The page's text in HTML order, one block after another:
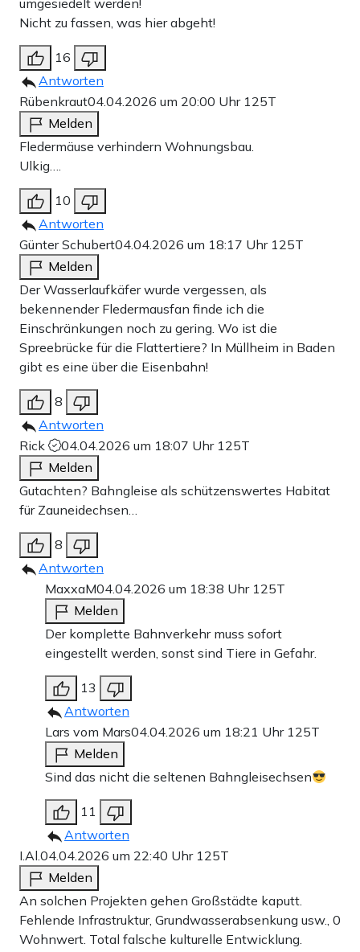
umgesiedelt werden!
Nicht zu fassen, was hier abgeht!
16
Antworten
Rübenkraut04.04.2026 um 20:00 Uhr 125T
Melden
Fledermäuse verhindern Wohnungsbau.
Ulkig….
10
Antworten
Günter Schubert04.04.2026 um 18:17 Uhr 125T
Melden
Der Wasserlaufkäfer wurde vergessen, als
bekennender Fledermausfan finde ich die
Einschränkungen noch zu gering. Wo ist die
Spreebrücke für die Flattertiere? In Müllheim in Baden
gibt es eine über die Eisenbahn!
8
Antworten
Rick
04.04.2026 um 18:07 Uhr 125T
Melden
Gutachten? Bahngleise als schützenswertes Habitat
für Zauneidechsen…
8
Antworten
MaxxaM04.04.2026 um 18:38 Uhr 125T
Melden
Der komplette Bahnverkehr muss sofort
eingestellt werden, sonst sind Tiere in Gefahr.
13
Antworten
Lars vom Mars04.04.2026 um 18:21 Uhr 125T
Melden
Sind das nicht die seltenen Bahngleisechsen
11
Antworten
I.Al.04.04.2026 um 22:40 Uhr 125T
Melden
An solchen Projekten gehen Großstädte kaputt.
Fehlende Infrastruktur, Grundwasserabsenkung usw., 0
Wohnwert. Total falsche kulturelle Entwicklung.